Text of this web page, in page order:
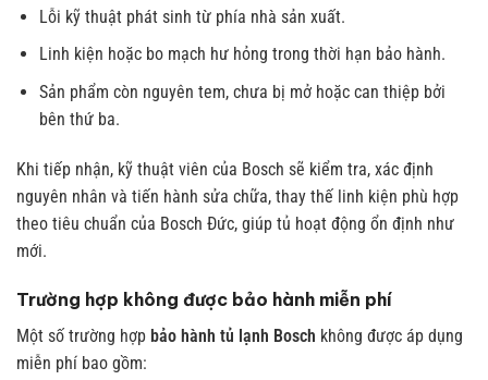
Lỗi kỹ thuật phát sinh từ phía nhà sản xuất.
Linh kiện hoặc bo mạch hư hỏng trong thời hạn bảo hành.
Sản phẩm còn nguyên tem, chưa bị mở hoặc can thiệp bởi
bên thứ ba.
Khi tiếp nhận, kỹ thuật viên của Bosch sẽ kiểm tra, xác định
nguyên nhân và tiến hành sửa chữa, thay thế linh kiện phù hợp
theo tiêu chuẩn của Bosch Đức, giúp tủ hoạt động ổn định như
mới.
Trường hợp không được bảo hành miễn phí
Một số trường hợp bảo hành tủ lạnh Bosch không được áp dụng
miễn phí bao gồm: